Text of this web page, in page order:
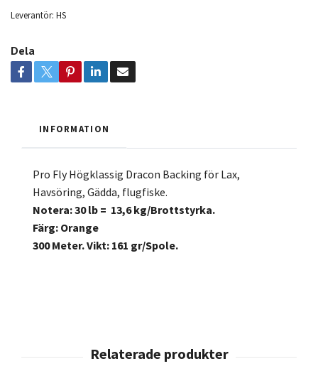
Leverantör: HS
Dela
INFORMATION
Pro Fly Högklassig Dracon Backing för Lax,
Havsöring, Gädda, flugfiske.
Notera: 30 lb = 13,6 kg/Brottstyrka.
Färg: Orange
300 Meter. Vikt: 161 gr/Spole.